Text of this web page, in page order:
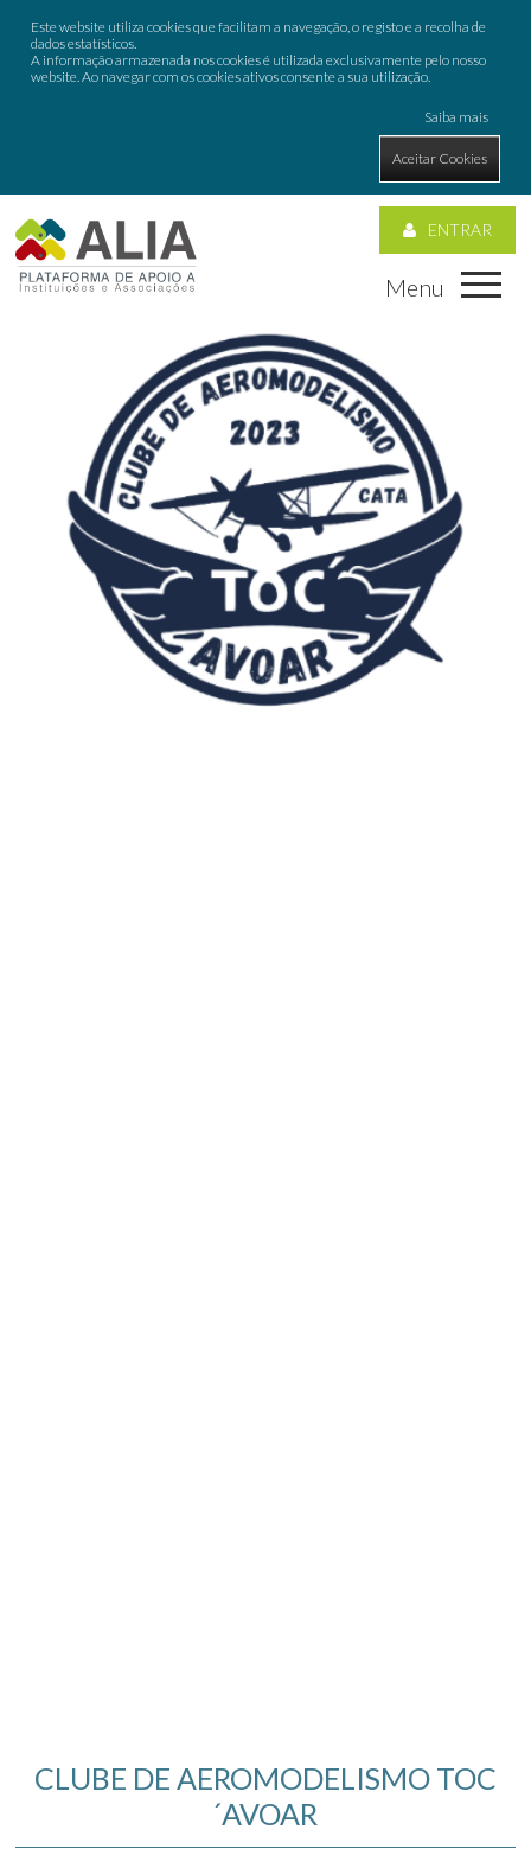
Este website utiliza cookies que facilitam a navegação, o registo e a recolha de
dados estatísticos.
A informação armazenada nos cookies é utilizada exclusivamente pelo nosso
website. Ao navegar com os cookies ativos consente a sua utilização.
Saiba mais
Aceitar Cookies
ENTRAR
Menu
CLUBE DE AEROMODELISMO TOC
´AVOAR